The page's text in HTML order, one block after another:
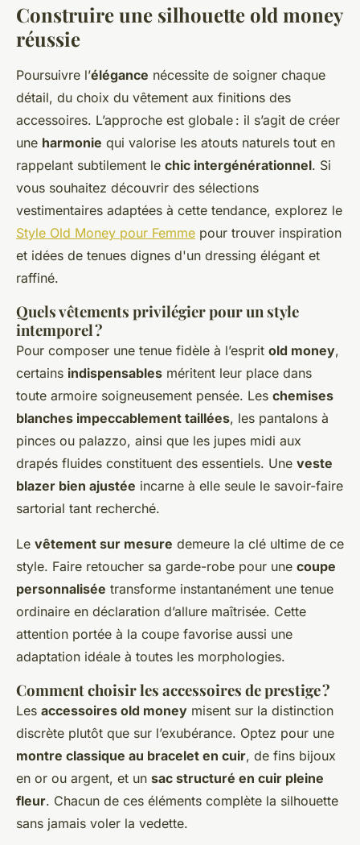
Construire une silhouette old money
réussie
Poursuivre l’élégance nécessite de soigner chaque
détail, du choix du vêtement aux finitions des
accessoires. L’approche est globale : il s’agit de créer
une harmonie qui valorise les atouts naturels tout en
rappelant subtilement le chic intergénérationnel. Si
vous souhaitez découvrir des sélections
vestimentaires adaptées à cette tendance, explorez le
Style Old Money pour Femme pour trouver inspiration
et idées de tenues dignes d'un dressing élégant et
raffiné.
Quels vêtements privilégier pour un style
intemporel ?
Pour composer une tenue fidèle à l’esprit old money,
certains indispensables méritent leur place dans
toute armoire soigneusement pensée. Les chemises
blanches impeccablement taillées, les pantalons à
pinces ou palazzo, ainsi que les jupes midi aux
drapés fluides constituent des essentiels. Une veste
blazer bien ajustée incarne à elle seule le savoir-faire
sartorial tant recherché.
Le vêtement sur mesure demeure la clé ultime de ce
style. Faire retoucher sa garde-robe pour une coupe
personnalisée transforme instantanément une tenue
ordinaire en déclaration d’allure maîtrisée. Cette
attention portée à la coupe favorise aussi une
adaptation idéale à toutes les morphologies.
Comment choisir les accessoires de prestige ?
Les accessoires old money misent sur la distinction
discrète plutôt que sur l’exubérance. Optez pour une
montre classique au bracelet en cuir, de fins bijoux
en or ou argent, et un sac structuré en cuir pleine
fleur. Chacun de ces éléments complète la silhouette
sans jamais voler la vedette.